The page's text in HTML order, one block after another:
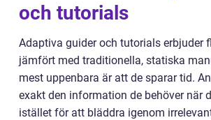
och tutorials
Adaptiva guider och tutorials erbjuder
jämfört med traditionella, statiska
mest uppenbara är att de sparar tid.
exakt den information de behöver när
istället för att bläddra igenom